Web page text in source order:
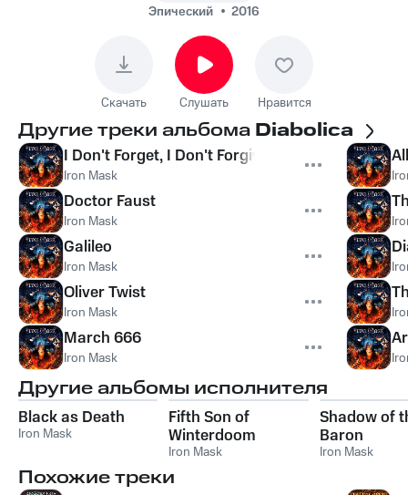
Эпический
2016
Скачать Слушать Нравится
Другие треки альбома Diabolica
I Don't Forget, I Don't Forgive
Iron Mask
Doctor Faust
Iron Mask
Galileo
Iron Mask
Oliver Twist
Iron Mask
March 666
Iron Mask
Другие альбомы исполнителя
Black as Death
Iron Mask
Fifth Son of
Winterdoom
Iron Mask
Shadow of
Baron
Iron Mask
Похожие треки